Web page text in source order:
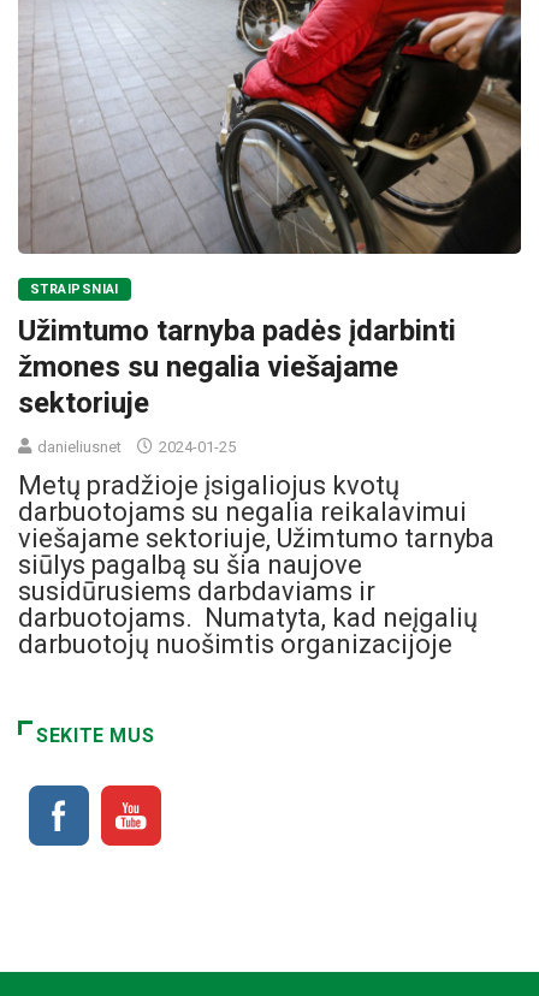
STRAIPSNIAI
Užimtumo tarnyba padės įdarbinti
žmones su negalia viešajame
sektoriuje
danieliusnet 2024-01-25
Metų pradžioje įsigaliojus kvotų
darbuotojams su negalia reikalavimui
viešajame sektoriuje, Užimtumo tarnyba
siūlys pagalbą su šia naujove
susidūrusiems darbdaviams ir
darbuotojams. Numatyta, kad neįgalių
darbuotojų nuošimtis organizacijoje
SEKITE MUS